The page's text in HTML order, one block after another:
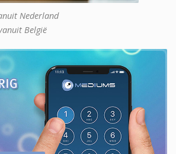
Nederland
België